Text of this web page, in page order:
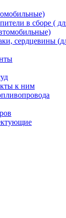
в сборе (
сердцевины
к ним